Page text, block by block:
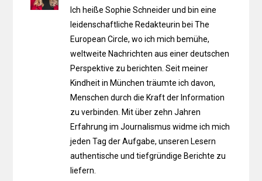
Ich heiße Sophie Schneider und bin eine
leidenschaftliche Redakteurin bei The
European Circle, wo ich mich bemühe,
weltweite Nachrichten aus einer deutschen
Perspektive zu berichten. Seit meiner
Kindheit in München träumte ich davon,
Menschen durch die Kraft der Information
zu verbinden. Mit über zehn Jahren
Erfahrung im Journalismus widme ich mich
jeden Tag der Aufgabe, unseren Lesern
authentische und tiefgründige Berichte zu
liefern.